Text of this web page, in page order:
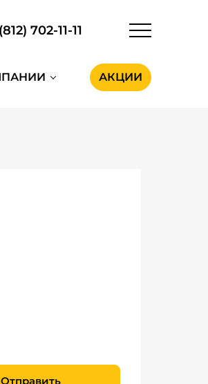
702-11-11
АКЦИИ
Отправить